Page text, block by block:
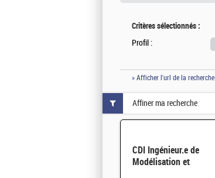
Critères sélectionnés :
Profil :
» Afficher l'url de la recherche
CDI Ingénieur.e de
Modélisation et
Affiner ma recherche